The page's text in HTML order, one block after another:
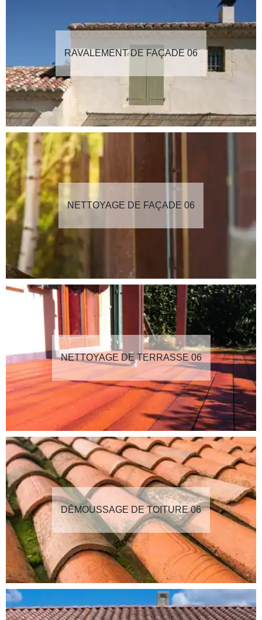
RAVALEMENT DE FAÇADE 06
NETTOYAGE DE FAÇADE 06
NETTOYAGE DE TERRASSE 06
DÉMOUSSAGE DE TOITURE 06